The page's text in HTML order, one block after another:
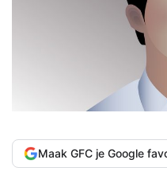
Maak GFC je Google